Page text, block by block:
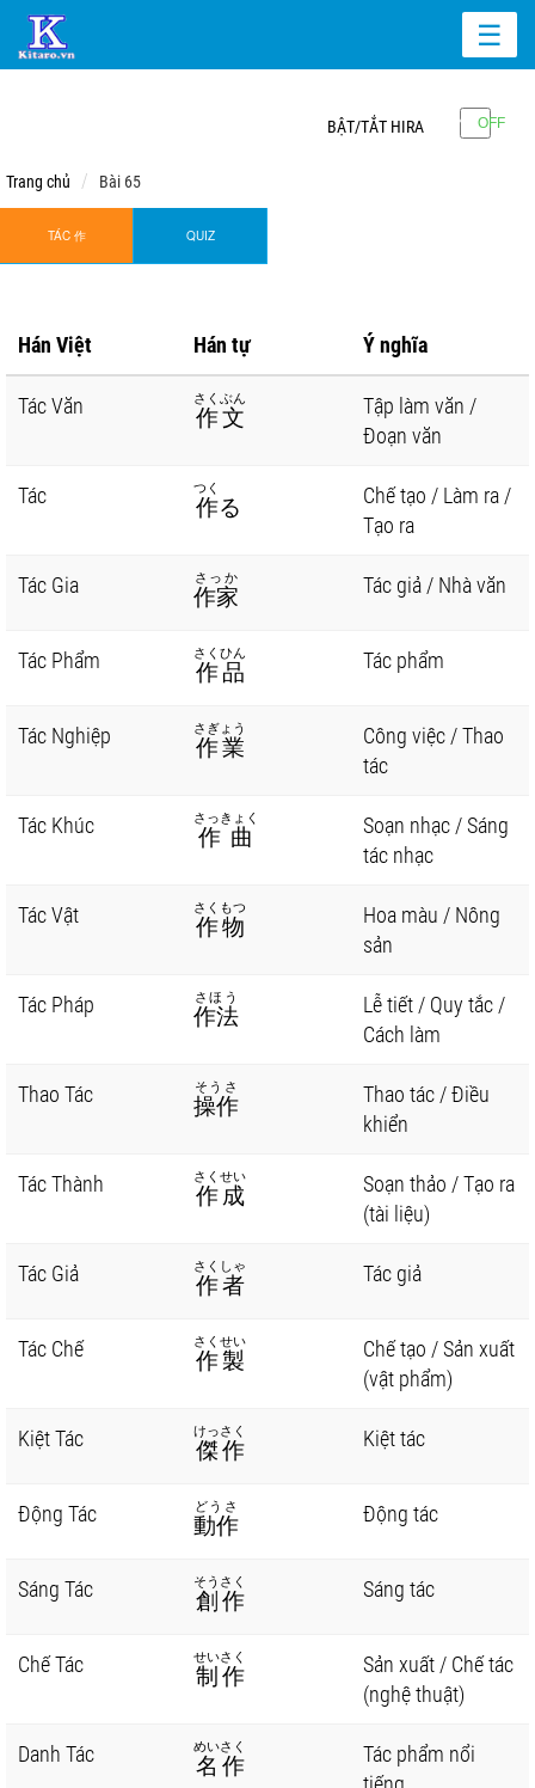
☰
BẬT/TẮT HIRA
Trang chủ Bài 65
TÁC 作 QUIZ
Hán Việt Hán tự Ý nghĩa
Tác Văn 作文
さくぶん
Tập làm văn /
Đoạn văn
Tác 作
つく
る
Chế tạo / Làm ra /
Tạo ra
Tác Gia 作家
さっか Tác giả / Nhà văn
Tác Phẩm 作品
さくひん Tác phẩm
Tác Nghiệp 作業
さぎょう
Công việc / Thao
tác
Tác Khúc 作曲
さっきょく
Soạn nhạc / Sáng
tác nhạc
Tác Vật 作物
さくもつ
Hoa màu / Nông
sản
Tác Pháp 作法
さほう
Lễ tiết / Quy tắc /
Cách làm
Thao Tác 操作
そうさ
Thao tác / Điều
khiển
Tác Thành 作成
さくせい
Soạn thảo / Tạo ra
(tài liệu)
Tác Giả 作者
さくしゃ Tác giả
Tác Chế 作製
さくせい
Chế tạo / Sản xuất
(vật phẩm)
Kiệt Tác 傑作
けっさく Kiệt tác
Động Tác 動作
どうさ Động tác
Sáng Tác 創作
そうさく Sáng tác
Chế Tác 制作
せいさく
Sản xuất / Chế tác
(nghệ thuật)
Danh Tác 名作
めいさく
Tác phẩm nổi